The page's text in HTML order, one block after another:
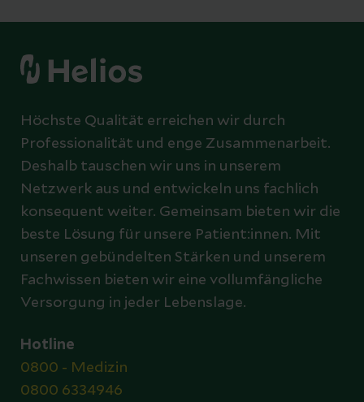
Höchste Qualität erreichen wir durch
Professionalität und enge Zusammenarbeit.
Deshalb tauschen wir uns in unserem
Netzwerk aus und entwickeln uns fachlich
konsequent weiter. Gemeinsam bieten wir die
beste Lösung für unsere Patient:innen. Mit
unseren gebündelten Stärken und unserem
Fachwissen bieten wir eine vollumfängliche
Versorgung in jeder Lebenslage.
Hotline
0800 - Medizin
0800 6334946